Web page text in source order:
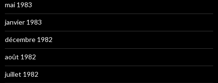
mai 1983
janvier 1983
décembre 1982
août 1982
juillet 1982